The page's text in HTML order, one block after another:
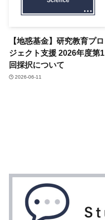
【地惑基金】研究教育プロ
ジェクト支援 2026年度第1
回採択について
2026-06-11